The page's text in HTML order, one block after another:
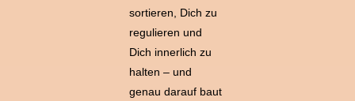
sortieren, Dich zu
regulieren und
Dich innerlich zu
halten – und
genau darauf baut